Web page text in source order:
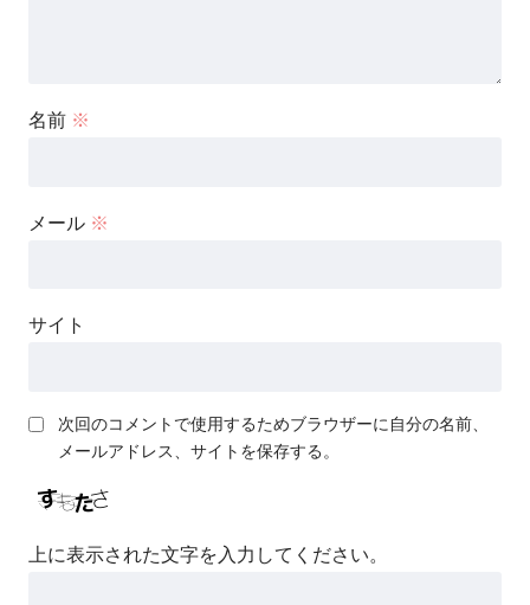
名前 ※
メール ※
サイト
次回のコメントで使用するためブラウザーに自分の名前、
メールアドレス、サイトを保存する。
上に表示された文字を入力してください。